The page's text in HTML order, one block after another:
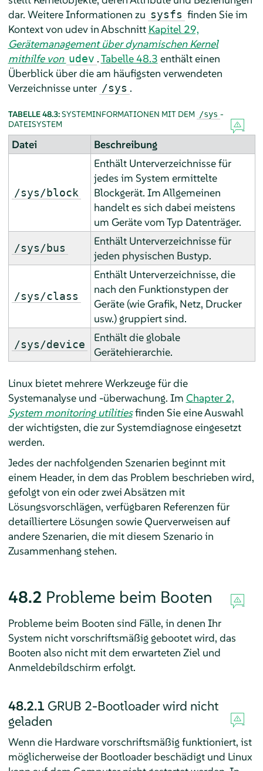
dar. Weitere Informationen zu sysfs finden Sie im
Kontext von udev in Abschnitt Kapitel 29,
Gerätemanagement über dynamischen Kernel
mithilfe von udev .Tabelle 48.3 enthält einen
Überblick über die am häufigsten verwendeten
Verzeichnisse unter /sys .
TABELLE 48.3:SYSTEMINFORMATIONEN MIT DEM /sys -
DATEISYSTEM
Datei Beschreibung
/sys/block
Enthält Unterverzeichnisse für
jedes im System ermittelte
Blockgerät. Im Allgemeinen
handelt es sich dabei meistens
um Geräte vom Typ Datenträger.
/sys/bus
Enthält Unterverzeichnisse für
jeden physischen Bustyp.
/sys/class
Enthält Unterverzeichnisse, die
nach den Funktionstypen der
Geräte (wie Grafik, Netz, Drucker
usw.) gruppiert sind.
/sys/device
Enthält die globale
Gerätehierarchie.
Linux bietet mehrere Werkzeuge für die
Systemanalyse und -überwachung. Im Chapter 2,
System monitoring utilitiesfinden Sie eine Auswahl
der wichtigsten, die zur Systemdiagnose eingesetzt
werden.
Jedes der nachfolgenden Szenarien beginnt mit
einem Header, in dem das Problem beschrieben wird,
gefolgt von ein oder zwei Absätzen mit
Lösungsvorschlägen, verfügbaren Referenzen für
detailliertere Lösungen sowie Querverweisen auf
andere Szenarien, die mit diesem Szenario in
Zusammenhang stehen.
48.2 Probleme beim Booten
Probleme beim Booten sind Fälle, in denen Ihr
System nicht vorschriftsmäßig gebootet wird, das
Booten also nicht mit dem erwarteten Ziel und
Anmeldebildschirm erfolgt.
48.2.1 GRUB 2-Bootloader wird nicht
geladen
Wenn die Hardware vorschriftsmäßig funktioniert, ist
möglicherweise der Bootloader beschädigt und Linux